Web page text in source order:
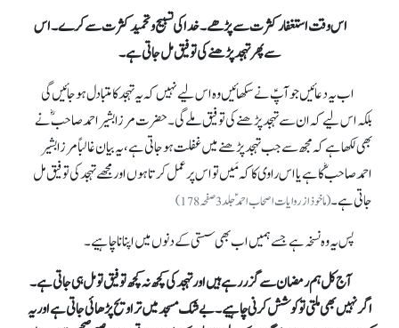
اس وقت استغفار کثرت سے پڑھے۔ خدا کی تسبیح و تحمید کثرت سے کرے۔ اس
سے پھر تہجد پڑھنے کی توفیق مل جاتی ہے۔
اب یہ دعائیں جو آپؑ نے سکھائیں وہ اس لیے نہیں کہ یہ تہجد کا متبادل ہو جائیں گی
بلکہ اس لیے کہ ان سے تہجد پڑھنے کی توفیق ملے گی۔ حضرت مرزا بشیر احمد صاحبؓ نے
بھی لکھا ہے کہ مجھ سے جب تہجد پڑھنے میں غفلت ہو جاتی ہے، یہ بیان غالباً مرزا بشیر
احمد صاحب ؓکا ہے یا اس راوی کا کہ مَیں تو اس پر عمل کرتا ہوں اور مجھے تہجد کی توفیق مل
جاتی ہے۔(ماخوذ از روایات اصحاب احمدؑ جلد 3 صفحہ 178)
پس یہ وہ نسخہ ہے جسے ہمیں اب بھی سستی کے دنوں میں اپنانا چاہیے۔
آج کل ہم رمضان سے گزر رہے ہیں اور تہجد کی کچھ نہ کچھ توفیق تو مل ہی جاتی ہے۔
اگر نہیں بھی ملتی تو کوشش کرنی چاہیے۔بے شک مسجد میں تراویح پڑھائی جاتی ہے اور یہ